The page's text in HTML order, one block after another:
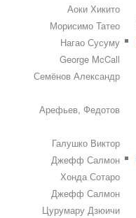
Аоки Хикито
Морисимо Татео
Нагао Сусуму
George McCall
Семёнов Александр
Арефьев, Федотов
Галушко Виктор
Джефф Салмон
Хонда Сотаро
Джефф Салмон
Цурумару Дзюичи